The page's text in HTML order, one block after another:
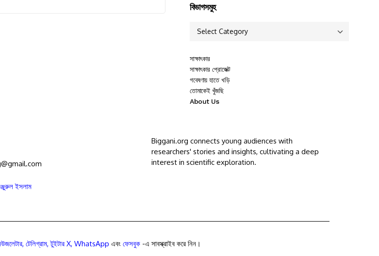
বিভাগসমুহ
সাক্ষাৎকার
সাক্ষাৎকার প্রোজেক্ট
গবেষণায় হাতে খড়ি
তোমাকেই খুঁজছি
About Us
ইসলাম
Biggani.org connects young audiences with
researchers' stories and insights, cultivating a deep
interest in scientific exploration.
, টেলিগ্রাম,টুইটার X, WhatsApp এবং ফেসবুক -এ সাবস্ক্রাইব করে নিন।